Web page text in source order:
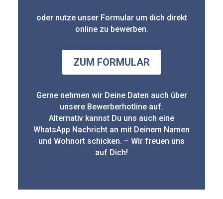
oder nutze unser Formular um dich direkt
online zu bewerben.
ZUM FORMULAR
Gerne nehmen wir Deine Daten auch über
unsere Bewerberhotline auf.
Alternativ kannst Du uns auch eine
WhatsApp Nachricht an mit Deinem Namen
und Wohnort schicken. – Wir freuen uns
auf Dich!